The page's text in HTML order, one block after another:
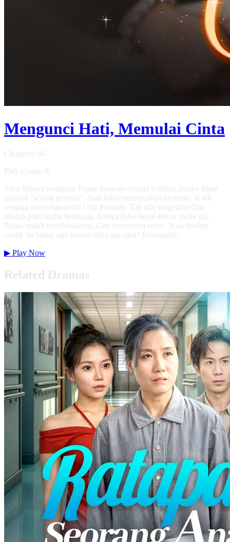
Mengunci Hati, Memulai Cinta
Chapters: 60
Play Count: 0
Joko Wijaya mengejar Rama Santoso selama 5 tahun, hanya dapat
julukan "anjing penjilat". Saat Joko memutuskan berhenti, ia tak
sengaja menyelamatkan Gita Permata. Tak ada yang tahu Gita
adalah putri mafia berkuasa. Ketika Joko benar-benar move on,
Rama malah mendekatinya. Gita tersenyum sinis: "Kau disebut
cantik itu biasa, tapi berani rebut pacarku? Bersiaplah!
▶ Play Now
Related Dramas